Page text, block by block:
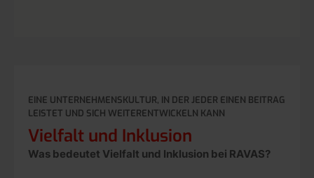
EINE UNTERNEHMENSKULTUR, IN DER JEDER EINEN BEITRAG
LEISTET UND SICH WEITERENTWICKELN KANN
Vielfalt und Inklusion
Was bedeutet Vielfalt und Inklusion bei RAVAS?